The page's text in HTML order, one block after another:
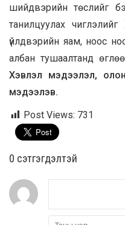
шийдвэрийн төслийг
танилцуулах
үйлдвэрийн яам, ноос
албан тушаалтанд
Хэвлэл мэдээлэл,
мэдээлэв.
Post Views: 731
0 cэтгэгдэлтэй